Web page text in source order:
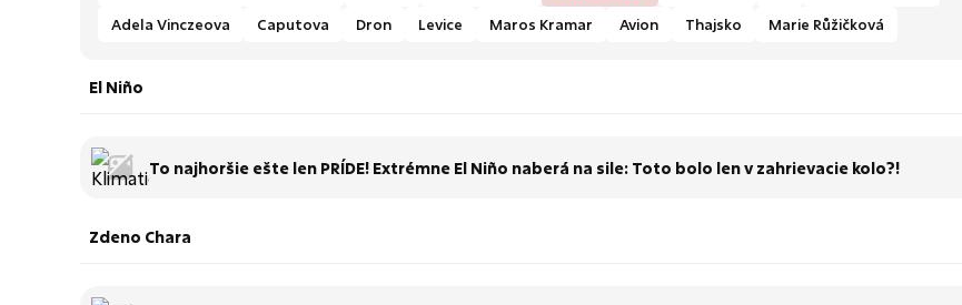
Adela Vinczeova
Caputova Dron Levice Maros Kramar Avion Thajsko Marie Růžičková
El Niño
To najhoršie ešte len PRÍDE! Extrémne El Niño naberá na sile: Toto bolo len v zahrievacie kolo?!
Zdeno Chara